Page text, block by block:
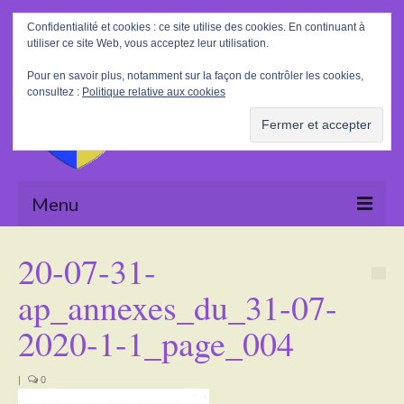
Rechercher
:
Menu
La Mairie
Le village
20-07-31-
ap_annexes_du_31-07-
2020-1-1_page_004
| 0
Confidentialité et cookies : ce site utilise des cookies. En continuant à
utiliser ce site Web, vous acceptez leur utilisation.
Pour en savoir plus, notamment sur la façon de contrôler les cookies,
consultez : Politique relative aux cookies